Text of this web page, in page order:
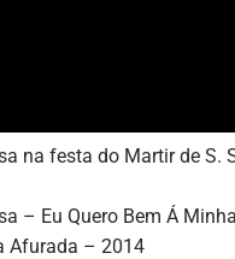
na festa do Martir de S.
– Eu Quero Bem Á
Afurada – 2014